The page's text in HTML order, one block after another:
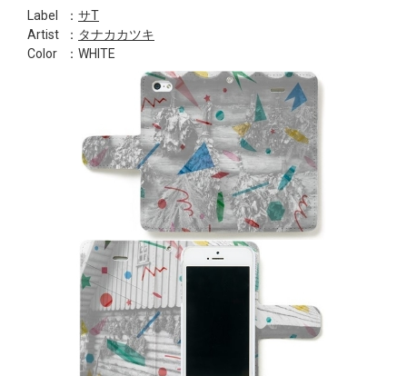
Label ： サT
Artist
： タナカカツキ
Color
：WHITE